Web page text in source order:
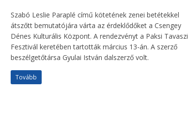
Szabó Leslie Paraplé című kötetének zenei betétekkel
átszőtt bemutatójára várta az érdeklődőket a Csengey
Dénes Kulturális Központ. A rendezvényt a Paksi Tavaszi
Fesztivál keretében tartották március 13-án. A szerző
beszélgetőtársa Gyulai István dalszerző volt.
Tovább